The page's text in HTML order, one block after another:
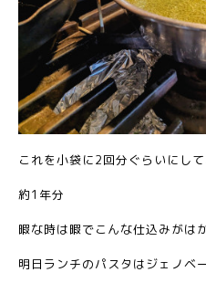
これを小袋に2回分ぐらいにし
約1年分
暇な時は暇でこんな仕込みがは
明日ランチのパスタはジェノベ